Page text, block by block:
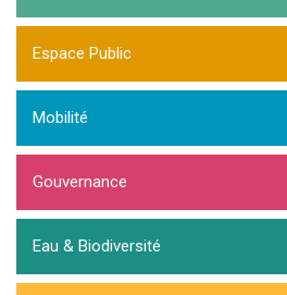
Espace Public
Mobilité
Gouvernance
Eau & Biodiversité